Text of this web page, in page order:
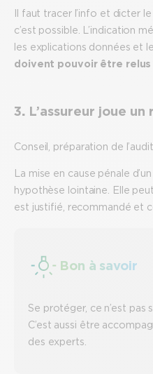
Il faut tracer l’info et dicter
c’est possible. L’indication
les explications données et
doivent pouvoir être
3. L’assureur joue
Conseil, préparation de
La mise en cause pénale
hypothèse lointaine. Elle
est justifié, recommandé et
Bon à savoir
Se protéger, ce n’est pas
C’est aussi être
des experts.